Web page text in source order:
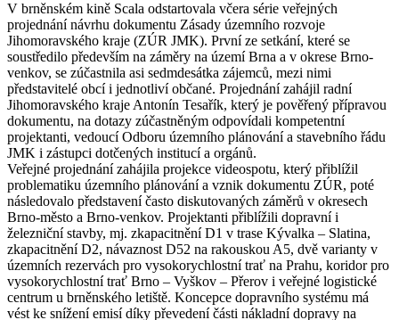
V brněnském kině Scala odstartovala včera série veřejných
projednání návrhu dokumentu Zásady územního rozvoje
Jihomoravského kraje (ZÚR JMK). První ze setkání, které se
soustředilo především na záměry na území Brna a v okrese Brno-
venkov, se zúčastnila asi sedmdesátka zájemců, mezi nimi
představitelé obcí i jednotliví občané. Projednání zahájil radní
Jihomoravského kraje Antonín Tesařík, který je pověřený přípravou
dokumentu, na dotazy zúčastněným odpovídali kompetentní
projektanti, vedoucí Odboru územního plánování a stavebního řádu
JMK i zástupci dotčených institucí a orgánů.
Veřejné projednání zahájila projekce videospotu, který přiblížil
problematiku územního plánování a vznik dokumentu ZÚR, poté
následovalo představení často diskutovaných záměrů v okresech
Brno-město a Brno-venkov. Projektanti přiblížili dopravní i
železniční stavby, mj. zkapacitnění D1 v trase Kývalka – Slatina,
zkapacitnění D2, návaznost D52 na rakouskou A5, dvě varianty v
územních rezervách pro vysokorychlostní trať na Prahu, koridor pro
vysokorychlostní trať Brno – Vyškov – Přerov i veřejné logistické
centrum u brněnského letiště. Koncepce dopravního systému má
vést ke snížení emisí díky převedení části nákladní dopravy na